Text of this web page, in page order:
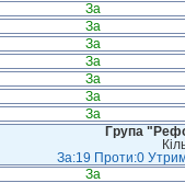
За
За
За
За
За
За
За
Група
За:19 Проти:0
За